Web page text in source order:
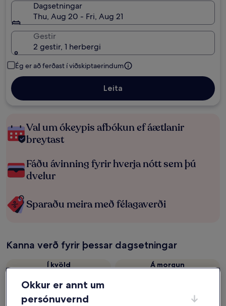
Dagsetningar
Thu, Aug 20 - Fri, Aug 21
Gestir
2 gestir, 1 herbergi
Ég er að ferðast í viðskiptaerindum
Leita
Val um ókeypis afbókun ef áætlanir
breytast
Fáðu ávinning fyrir hverja nótt sem þú
dvelur
Sparaðu meira með félagaverði
Kanna verð fyrir þessar dagsetningar
Í kvöld
Á morgun
Næsta helgi
7. ágú. - 9. ágú.
14. ágú. - 16. ágú.
Okkur er annt um
persónuvernd